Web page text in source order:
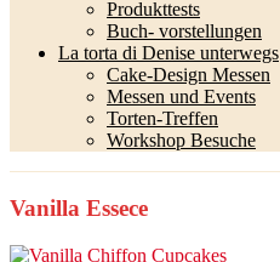
Produkttests
Buch- vorstellungen
La torta di Denise unterwegs
Cake-Design Messen
Messen und Events
Torten-Treffen
Workshop Besuche
Vanilla Essece